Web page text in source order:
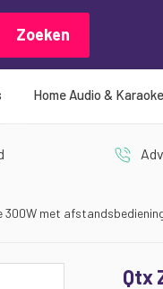
Zoeken
Home Audio & Karaoke
300W met
Qtx